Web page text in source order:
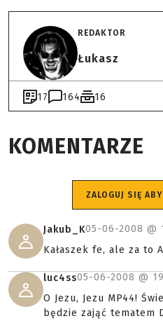
REDAKTOR
Łukasz
17 164 16
KOMENTARZE
ZALOGUJ SIĘ
Jakub_K05-06-2008 @
Kałaszek fe, ale za to
luc4ss05-06-2008 @
O Jezu, Jezu MP44!
będzie zająć tematem